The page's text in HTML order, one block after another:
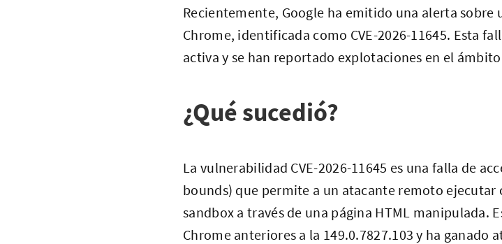
Recientemente, Google ha emitido una alerta
Chrome, identificada como CVE-2026-11645. Esta
activa y se han reportado explotaciones en el
¿Qué sucedió?
La vulnerabilidad CVE-2026-11645 es una falla de
bounds) que permite a un atacante remoto
sandbox a través de una página HTML manipulada.
Chrome anteriores a la 149.0.7827.103 y ha ganado